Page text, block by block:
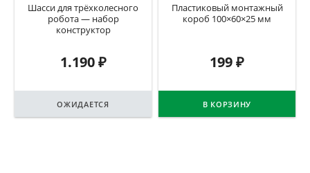
Шасси для трёхколесного
робота — набор
конструктор
1.190₽
ОЖИДАЕТСЯ
Пластиковый монтажный
короб 100×60×25 мм
199₽
В КОРЗИНУ